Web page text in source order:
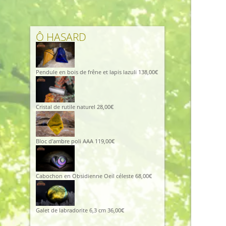
Ô HASARD
Pendule en bois de frêne et lapis lazuli 138,00€
Cristal de rutile naturel 28,00€
Bloc d'ambre poli AAA 119,00€
Cabochon en Obsidienne Oeil céleste 68,00€
Galet de labradorite 6,3 cm 36,00€